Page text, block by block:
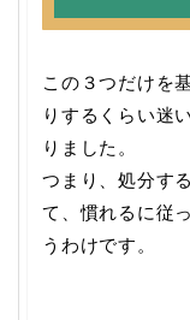
この３つだけを
りするくらい迷
りました。
つまり、処分す
て、慣れるに従
うわけです。